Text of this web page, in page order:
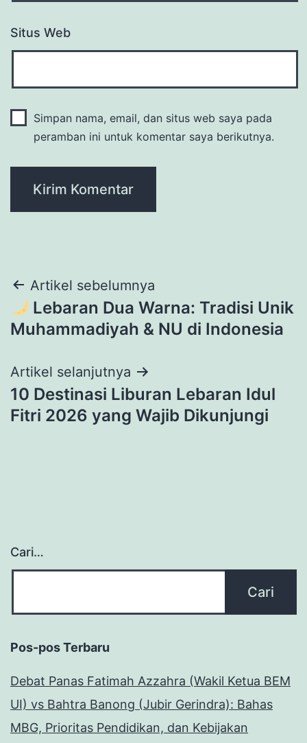
Situs Web
Simpan nama, email, dan situs web saya pada
peramban ini untuk komentar saya berikutnya.
Navigasi
pos
Artikel sebelumnya
Lebaran Dua Warna: Tradisi Unik
Muhammadiyah & NU di Indonesia
Artikel selanjutnya
10 Destinasi Liburan Lebaran Idul
Fitri 2026 yang Wajib Dikunjungi
Cari…
Pos-pos Terbaru
Debat Panas Fatimah Azzahra (Wakil Ketua BEM
UI) vs Bahtra Banong (Jubir Gerindra): Bahas
MBG, Prioritas Pendidikan, dan Kebijakan